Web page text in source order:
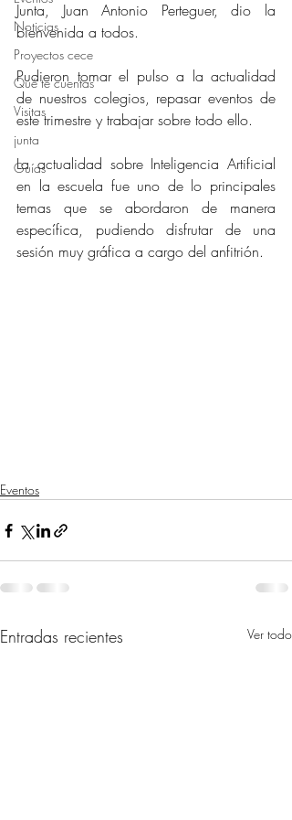
Noticias
Proyectos cece
Qué te cuentas
Visitas
junta
Guías
Junta, Juan Antonio Perteguer, dio la
bienvenida a todos.
Pudieron tomar el pulso a la actualidad
de nuestros colegios, repasar eventos de
este trimestre y trabajar sobre todo ello.
La actualidad sobre Inteligencia Artificial
en la escuela fue uno de lo principales
temas que se abordaron de manera
específica, pudiendo disfrutar de una
sesión muy gráfica a cargo del anfitrión.
Eventos
Entradas recientes Ver todo